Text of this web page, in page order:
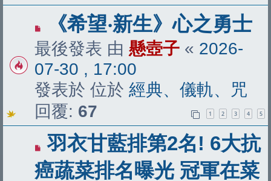
有
新
文
章
《希望‧新生》心之勇士
最後發表 由 懸壺子 « 2026-
07-30 , 17:00
發表於 位於 經典、儀軌、咒
回覆: 67 1 2 3 4 5
有
新
羽衣甘藍排第2名! 6大抗
癌蔬菜排名曝光 冠軍在菜